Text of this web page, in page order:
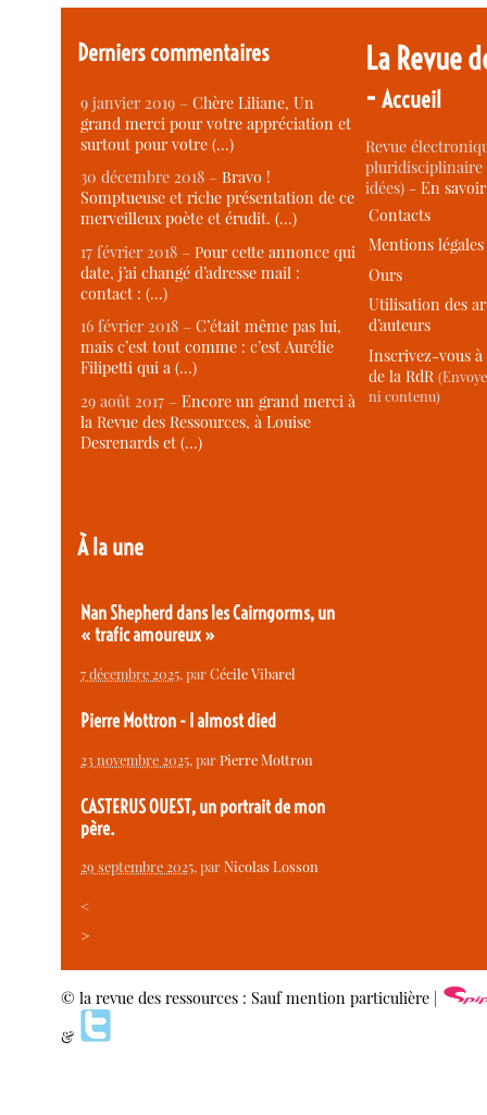
Derniers commentaires
9 janvier 2019 –Chère Liliane, Un
grand merci pour votre appréciation et
surtout pour votre (…)
30 décembre 2018 –Bravo !
Somptueuse et riche présentation de ce
merveilleux poète et érudit. (…)
17 février 2018 –Pour cette annonce qui
date, j’ai changé d’adresse mail :
contact : (…)
16 février 2018 –C’était même pas lui,
mais c’est tout comme : c’est Aurélie
Filipetti qui a (…)
29 août 2017 –Encore un grand merci à
la Revue des Ressources, à Louise
Desrenards et (…)
À la une
Nan Shepherd dans les Cairngorms, un
« trafic amoureux »
7 décembre 2025, parCécile Vibarel
Pierre Mottron - I almost died
23 novembre 2025, parPierre Mottron
CASTERUS OUEST, un portrait de mon
père.
29 septembre 2025, parNicolas Losson
<
>
La Revue
-Accueil
Revue
idées) -En
Contacts
Mentions légales
Ours
Utilisation des
d’auteurs
Inscrivez-vous
de la RdR
ni contenu)
© la revue des ressources : Sauf mention particulière |
&